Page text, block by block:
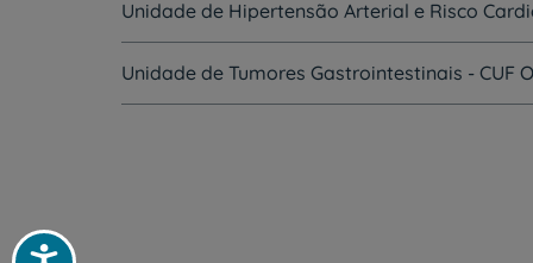
Acessibilidade
Unidade de Hipertensão Arterial e Risco
Unidade de Tumores Gastrointestinais - CUF